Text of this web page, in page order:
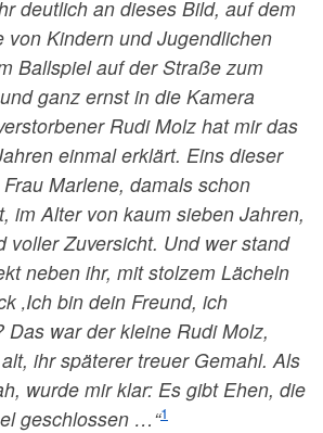
deutlich an dieses Bild, auf dem
von Kindern und Jugendlichen
Ballspiel auf der Straße zum
ganz ernst in die Kamera
Rudi Molz hat mir das
einmal erklärt. Eins dieser
Marlene, damals schon
im Alter von kaum sieben Jahren,
voller Zuversicht. Und wer stand
neben ihr, mit stolzem Lächeln
‚Ich bin dein Freund, ich
Das war der kleine Rudi Molz,
ihr späterer treuer Gemahl. Als
wurde mir klar: Es gibt Ehen, die
geschlossen …“1